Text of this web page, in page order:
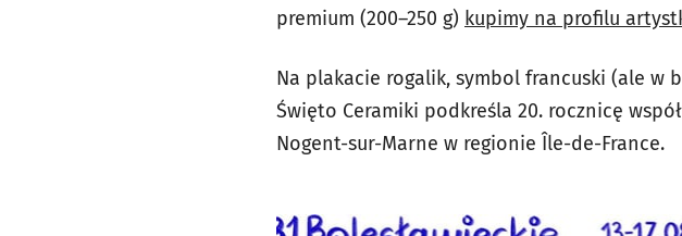
premium (200–250 g) kupimy na profilu
Na plakacie rogalik, symbol francuski (ale w
Święto Ceramiki podkreśla 20. rocznicę
Nogent-sur-Marne w regionie Île-de-France.